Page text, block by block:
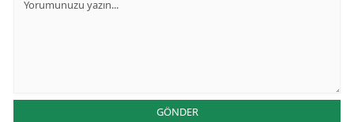
GÖNDER